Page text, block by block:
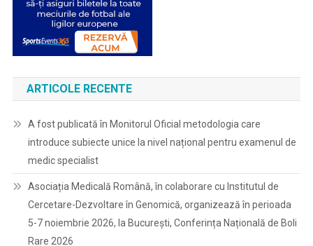
ARTICOLE RECENTE
A fost publicată în Monitorul Oficial metodologia care
introduce subiecte unice la nivel național pentru examenul de
medic specialist
Asociația Medicală Română, în colaborare cu Institutul de
Cercetare-Dezvoltare în Genomică, organizează în perioada
5-7 noiembrie 2026, la București, Conferința Națională de Boli
Rare 2026